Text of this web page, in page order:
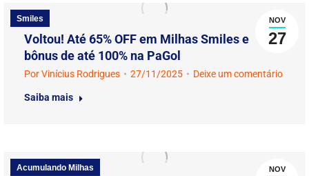
NOV
27
Smiles
Voltou! Até 65% OFF em Milhas Smiles e
bônus de até 100% na PaGol
PorVinícius Rodrigues 27/11/2025 Deixe um comentário
Saiba mais
NOV
Acumulando Milhas